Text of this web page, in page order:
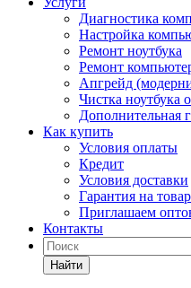
Диагностика
Настройка
Ремонт ноутбука
Ремонт
Апгрейд
Чистка ноутбука
Дополнительная
Как купить
Условия оплаты
Кредит
Условия доставки
Гарантия на товар
Приглашаем
Контакты
Найти